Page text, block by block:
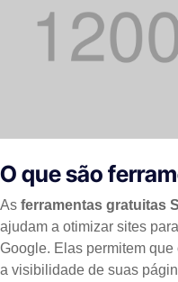
O que são
As ferramentas gratuitas
ajudam a otimizar sites
Google. Elas permitem
a visibilidade de suas